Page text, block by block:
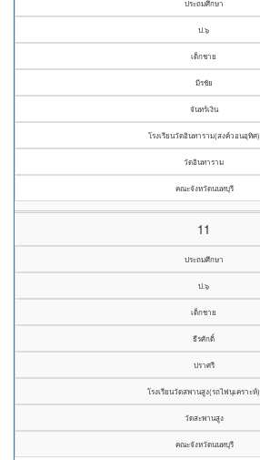
ประถมศึกษา
ป.๖
เด็กชาย
มีรชัย
จันทร์เงิน
โรงเรียนวัดอินทาราม(สงค์วอนอุทิศ)
วัดอินทาราม
คณะจังหวัดนนทบุรี
11
ประถมศึกษา
ป.๖
เด็กชาย
ธีรศักดิ์
ปราศรี
โรงเรียนวัดสพานสูง(รถไฟนุเคราะห์)
วัดสะพานสูง
คณะจังหวัดนนทบุรี